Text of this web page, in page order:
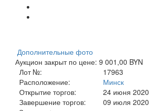
Дополнительные фото
Аукцион закрыт по цене: 9 001,00 BYN
Лот №:
17963
Расположение:
Минск
Открытие торгов:
24 июня 2020
Завершение торгов:
09 июля 2020